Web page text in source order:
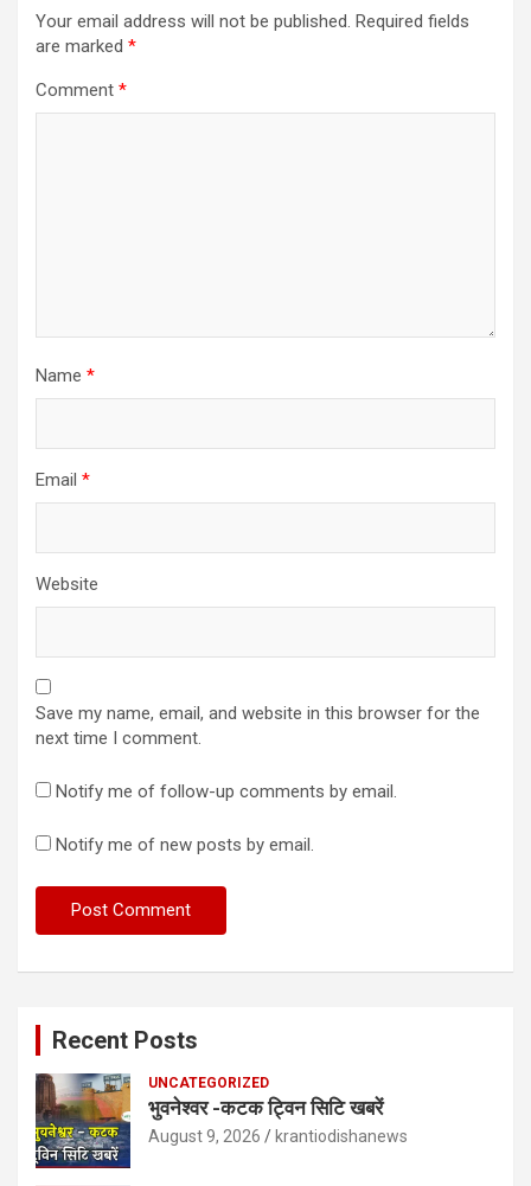
Your email address will not be published. Required fields
are marked *
Comment *
Name *
Email *
Website
Save my name, email, and website in this browser for the
next time I comment.
Notify me of follow-up comments by email.
Notify me of new posts by email.
Recent Posts
UNCATEGORIZED
भुवनेश्वर -कटक ट्विन सिटि खबरें
August 9, 2026 krantiodishanews